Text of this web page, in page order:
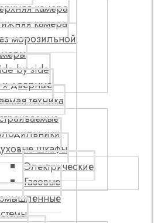
камера
камера
морозильной
by side
дверные
техника
шкафы
Электрические
Газовые